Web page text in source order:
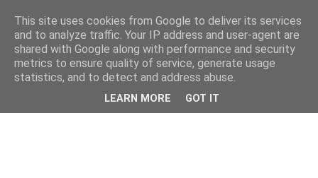
This site uses cookies from Google to deliver its services
and to analyze traffic. Your IP address and user-agent are
shared with Google along with performance and security
metrics to ensure quality of service, generate usage
statistics, and to detect and address abuse.
LEARN MORE GOT IT